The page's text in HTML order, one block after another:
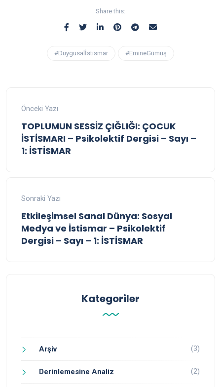
Share this:
#Duygusalİstismar #EmineGümüş
Önceki Yazı
TOPLUMUN SESSİZ ÇIĞLIĞI: ÇOCUK
İSTİSMARI – Psikolektif Dergisi – Sayı –
1: İSTİSMAR
Sonraki Yazı
Etkileşimsel Sanal Dünya: Sosyal
Medya ve İstismar – Psikolektif
Dergisi – Sayı – 1: İSTİSMAR
Kategoriler
Arşiv (3)
Derinlemesine Analiz (2)